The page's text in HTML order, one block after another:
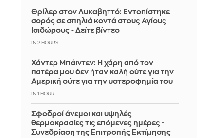
Θρίλερ στον Λυκαβηττό: Εντοπίστηκε
σορός σε σπηλιά κοντά στους Αγίους
Ισιδώρους - Δείτε βίντεο
IN 2 HOURS
Χάντερ Μπάιντεν: Η χάρη από τον
πατέρα μου δεν ήταν καλή ούτε για την
Αμερική ούτε για την υστεροφημία του
IN 1 HOUR
Σφοδροί άνεμοι και υψηλές
θερμοκρασίες τις επόμενες ημέρες -
Συνεδρίαση της Επιτροπής Εκτίμησης